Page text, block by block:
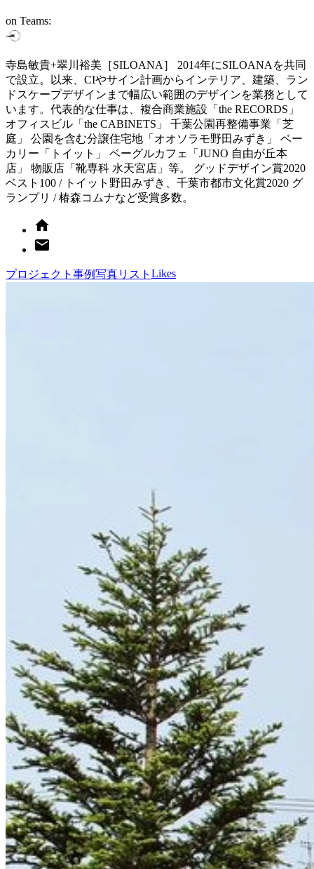
on Teams:
寺島敏貴+翠川裕美［SILOANA］ 2014年にSILOANAを共同
で設立。以来、CIやサイン計画からインテリア、建築、ラン
ドスケープデザインまで幅広い範囲のデザインを業務として
います。代表的な仕事は、複合商業施設「the RECORDS」
オフィスビル「the CABINETS」 千葉公園再整備事業「芝
庭」 公園を含む分譲住宅地「オオソラモ野田みずき」 ベー
カリー「トイット」 ベーグルカフェ「JUNO 自由が丘本
店」 物販店「靴専科 水天宮店」等。 グッドデザイン賞2020
ベスト100 / トイット野田みずき、千葉市都市文化賞2020 グ
ランプリ / 椿森コムナなど受賞多数。
プロジェクト 事例写真リスト Likes